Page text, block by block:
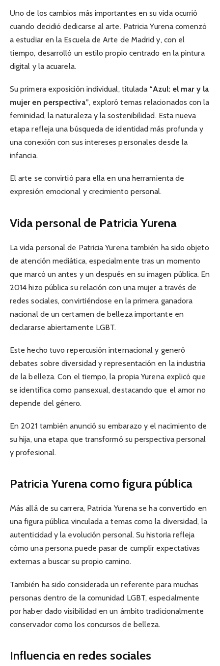
Uno de los cambios más importantes en su vida ocurrió
cuando decidió dedicarse al arte. Patricia Yurena comenzó
a estudiar en la Escuela de Arte de Madrid y, con el
tiempo, desarrolló un estilo propio centrado en la pintura
digital y la acuarela.
Su primera exposición individual, titulada “Azul: el mar y la
mujer en perspectiva”, exploró temas relacionados con la
feminidad, la naturaleza y la sostenibilidad. Esta nueva
etapa refleja una búsqueda de identidad más profunda y
una conexión con sus intereses personales desde la
infancia.
El arte se convirtió para ella en una herramienta de
expresión emocional y crecimiento personal.
Vida personal de Patricia Yurena
La vida personal de Patricia Yurena también ha sido objeto
de atención mediática, especialmente tras un momento
que marcó un antes y un después en su imagen pública. En
2014 hizo pública su relación con una mujer a través de
redes sociales, convirtiéndose en la primera ganadora
nacional de un certamen de belleza importante en
declararse abiertamente LGBT.
Este hecho tuvo repercusión internacional y generó
debates sobre diversidad y representación en la industria
de la belleza. Con el tiempo, la propia Yurena explicó que
se identifica como pansexual, destacando que el amor no
depende del género.
En 2021 también anunció su embarazo y el nacimiento de
su hija, una etapa que transformó su perspectiva personal
y profesional.
Patricia Yurena como figura pública
Más allá de su carrera, Patricia Yurena se ha convertido en
una figura pública vinculada a temas como la diversidad, la
autenticidad y la evolución personal. Su historia refleja
cómo una persona puede pasar de cumplir expectativas
externas a buscar su propio camino.
También ha sido considerada un referente para muchas
personas dentro de la comunidad LGBT, especialmente
por haber dado visibilidad en un ámbito tradicionalmente
conservador como los concursos de belleza.
Influencia en redes sociales